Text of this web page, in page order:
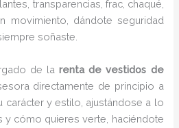
transparencias, frac, chaqué,
movimiento, dándote seguridad
soñaste.
de larenta de vestidos de
directamente de principio a
carácter y estilo, ajustándose a lo
y cómo quieres verte, haciéndote